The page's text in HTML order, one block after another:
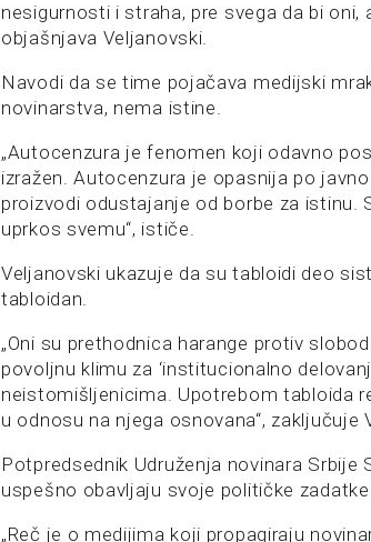
nesigurnosti i straha, pre svega da bi oni,
objašnjava Veljanovski.
Navodi da se time pojačava medijski
novinarstva, nema istine.
„Autocenzura je fenomen koji odavno
izražen. Autocenzura je opasnija po
proizvodi odustajanje od borbe za istinu.
uprkos svemu“, ističe.
Veljanovski ukazuje da su tabloidi deo
tabloidan.
„Oni su prethodnica harange protiv
povoljnu klimu za ‘institucionalno
neistomišljenicima. Upotrebom tabloida
u odnosu na njega osnovana“, zaključuje
Potpredsednik Udruženja novinara
uspešno obavljaju svoje političke
„Reč je o medijima koji propagiraju